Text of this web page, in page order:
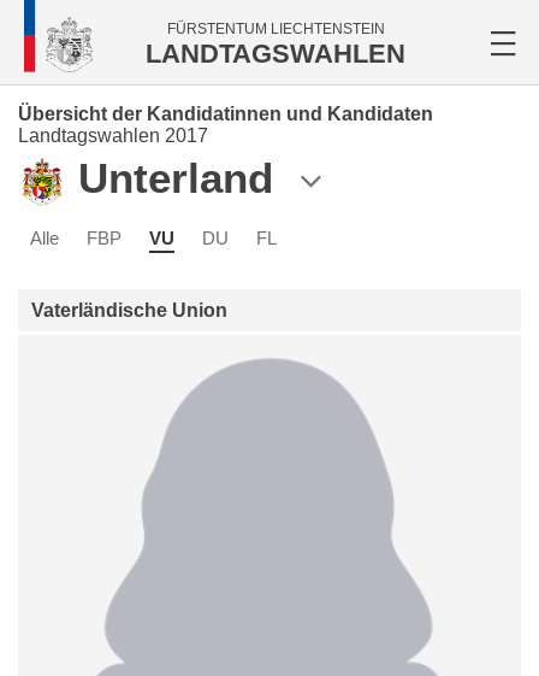
FÜRSTENTUM LIECHTENSTEIN
LANDTAGSWAHLEN
Übersicht der Kandidatinnen und Kandidaten
Landtagswahlen 2017
Unterland
Alle FBP VU DU FL
Vaterländische Union